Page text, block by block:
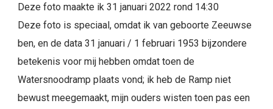
Deze foto maakte ik 31 januari 2022 rond 14:30
Deze foto is speciaal, omdat ik van geboorte Zeeuwse
ben, en de data 31 januari / 1 februari 1953 bijzondere
betekenis voor mij hebben omdat toen de
Watersnoodramp plaats vond; ik heb de Ramp niet
bewust meegemaakt, mijn ouders wisten toen pas een